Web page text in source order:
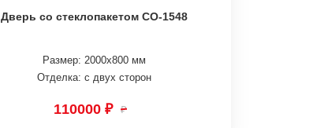
Дверь со стеклопакетом СО-1548
Размер: 2000х800 мм
Отделка: с двух сторон
110000 ₽ ₽